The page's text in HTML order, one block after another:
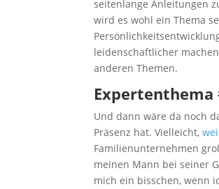
seitenlange Anleitungen
wird es wohl ein Thema
leidenschaftlicher
anderen Themen.
Und dann wäre da noch
Präsenz hat. Vielleicht,
Familienunternehmen
meinen Mann bei seiner
mich ein bisschen, wenn